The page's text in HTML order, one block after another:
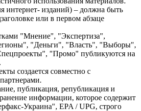
интернет- изданий) – должна быть
или в первом абзаце
"Мнение", "Экспертиза",
"Деньги", "Власть", "Выборы",
"Промо" публикуются на
создается совместно с
публикация, републикация и
информации, которое содержит
Украина", EPA / UPG, строго